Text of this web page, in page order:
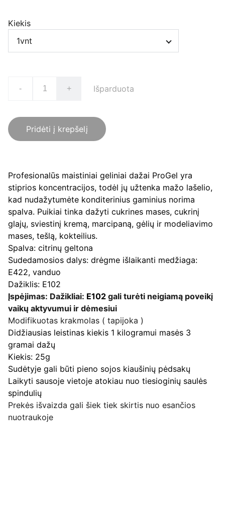
Kiekis
- + Išparduota
Pridėti į krepšelį
Profesionalūs maistiniai geliniai dažai ProGel yra
stiprios koncentracijos, todėl jų užtenka mažo lašelio,
kad nudažytumėte konditerinius gaminius norima
spalva. Puikiai tinka dažyti cukrines mases, cukrinį
glajų, sviestinį kremą, marcipaną, gėlių ir modeliavimo
mases, tešlą, kokteilius.
Spalva: citrinų geltona
Sudedamosios dalys: drėgme išlaikanti medžiaga:
E422, vanduo
Dažiklis: E102
Įspėjimas: Dažikliai: E102 gali turėti neigiamą poveikį
vaikų aktyvumui ir dėmesiui
Modifikuotas krakmolas ( tapijoka )
Didžiausias leistinas kiekis 1 kilogramui masės 3
gramai dažų
Kiekis: 25g
Sudėtyje gali būti pieno sojos kiaušinių pėdsakų
Laikyti sausoje vietoje atokiau nuo tiesioginių saulės
spindulių
Prekės išvaizda gali šiek tiek skirtis nuo esančios
nuotraukoje